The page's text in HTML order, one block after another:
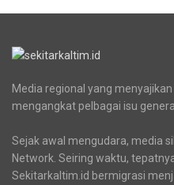
Media regional yang
mengangkat pelbagai isu
Sejak awal mengudara, media
Network. Seiring waktu,
Sekitarkaltim.id bermigrasi